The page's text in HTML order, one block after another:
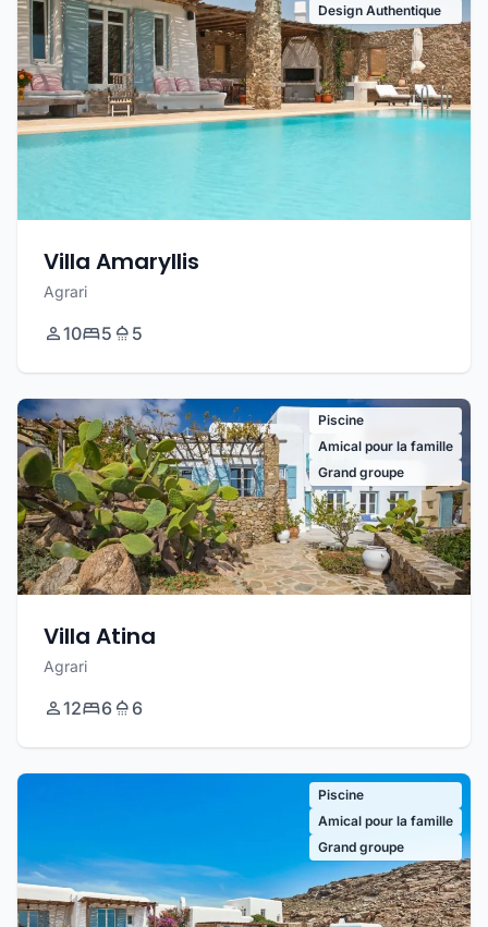
Design Authentique
Villa Amaryllis
Agrari
10 5 5
Piscine
Amical pour la famille
Grand groupe
Villa Atina
Agrari
12 6 6
Piscine
Amical pour la famille
Grand groupe